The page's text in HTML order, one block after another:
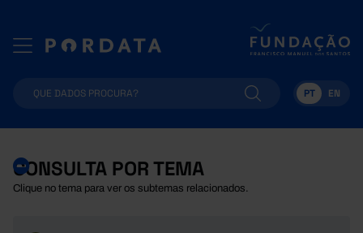
PT EN
CONSULTA POR TEMA
Clique no tema para ver os subtemas relacionados.